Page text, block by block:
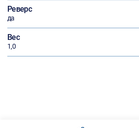
Реверс
да
Вес
1,0